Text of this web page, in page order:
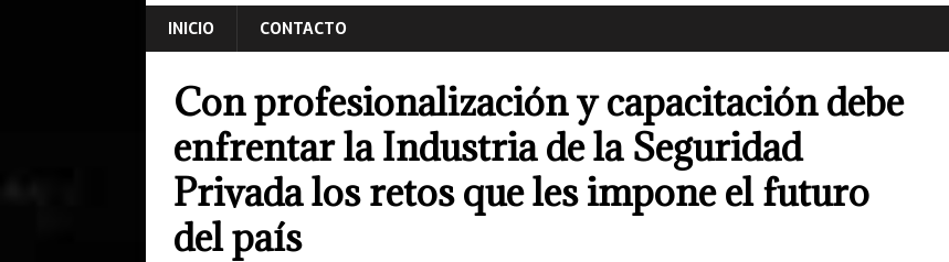
INICIO CONTACTO
Con profesionalización y capacitación debe
enfrentar la Industria de la Seguridad
Privada los retos que les impone el futuro
del país